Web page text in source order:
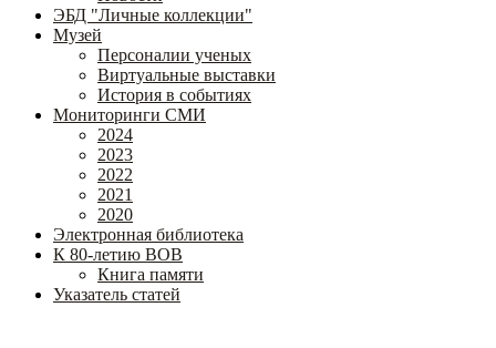
ЭБД "Личные коллекции"
Музей
Персоналии ученых
Виртуальные выставки
История в событиях
Мониторинги СМИ
2024
2023
2022
2021
2020
Электронная библиотека
К 80-летию ВОВ
Книга памяти
Указатель статей